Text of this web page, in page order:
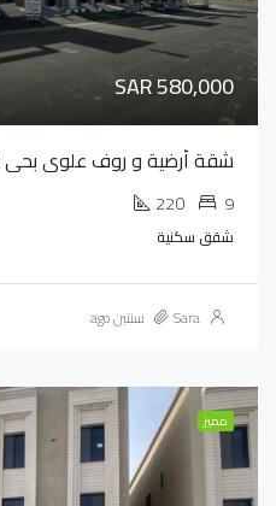
SAR 580,000
شقة أرضية و روف علوي
9
220
شقق سكنية
Sara سنتين ago
مميز